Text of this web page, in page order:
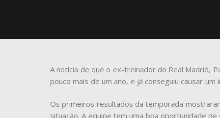
A notícia de que o ex-treinador do Real Madrid,
pouco mais de um ano, e já conseguiu causar
Os primeiros resultados da temporada
situação. A equipe tem uma boa oportunidade